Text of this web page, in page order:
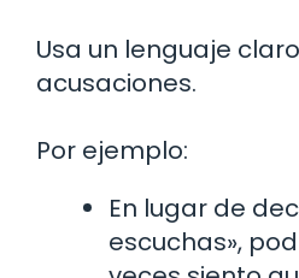
Usa un lenguaje
acusaciones.
Por ejemplo:
En lugar de
escuchas»,